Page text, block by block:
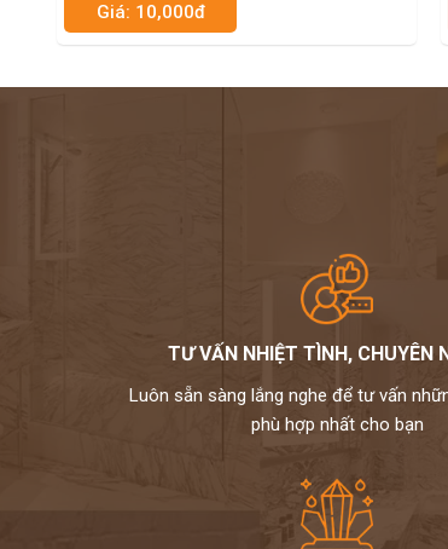
Giá: 10,000đ
TƯ VẤN NHIỆT TÌNH, CHUYÊN
Luôn sẵn sàng lắng nghe để tư vấn
phù hợp nhất cho bạn